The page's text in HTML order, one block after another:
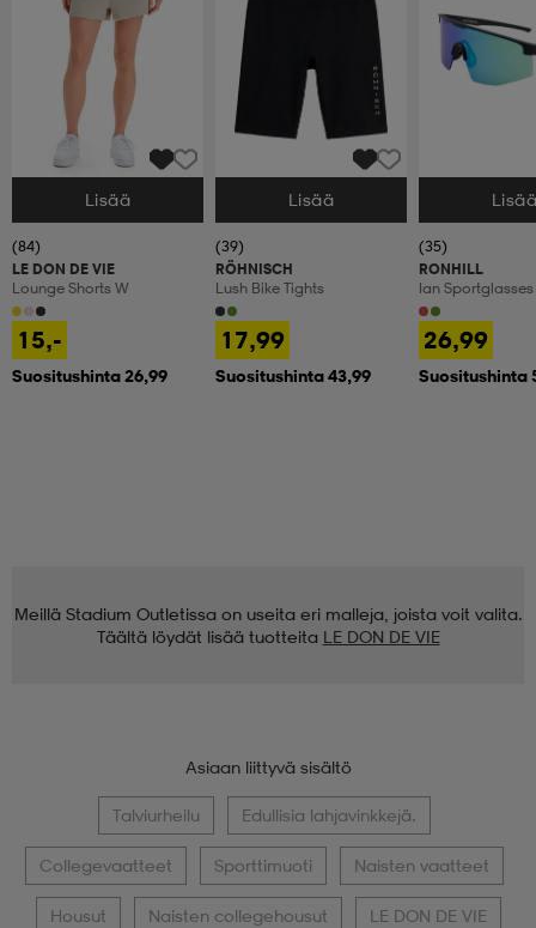
Valitse Koko
Lisää
(84)
LE DON DE VIE
Lounge Shorts W
15,-
Suositushinta 26,99
Valitse Koko
Lisää
(39)
RÖHNISCH
Lush Bike Tights
17,99
Suositushinta 43,99
Valitse Koko
(35)
RONHILL
Ian Sportglasses
26,99
Suositushinta
Meillä Stadium Outletissa on useita eri malleja, joista voit valita.
Täältä löydät lisää tuotteita LE DON DE VIE
Asiaan liittyvä sisältö
Talviurheilu Edullisia lahjavinkkejä.
Collegevaatteet Sporttimuoti Naisten vaatteet
Housut Naisten collegehousut LE DON DE VIE